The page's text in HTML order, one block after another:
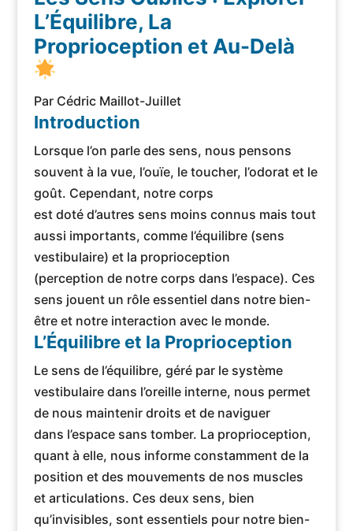
L’Équilibre, La
Proprioception et Au-Delà
Par Cédric Maillot-Juillet
Introduction
Lorsque l’on parle des sens, nous pensons
souvent à la vue, l’ouïe, le toucher, l’odorat et le
goût. Cependant, notre corps
est doté d’autres sens moins connus mais tout
aussi importants, comme l’équilibre (sens
vestibulaire) et la proprioception
(perception de notre corps dans l’espace). Ces
sens jouent un rôle essentiel dans notre bien-
être et notre interaction avec le monde.
L’Équilibre et la Proprioception
Le sens de l’équilibre, géré par le système
vestibulaire dans l’oreille interne, nous permet
de nous maintenir droits et de naviguer
dans l’espace sans tomber. La proprioception,
quant à elle, nous informe constamment de la
position et des mouvements de nos muscles
et articulations. Ces deux sens, bien
qu’invisibles, sont essentiels pour notre bien-